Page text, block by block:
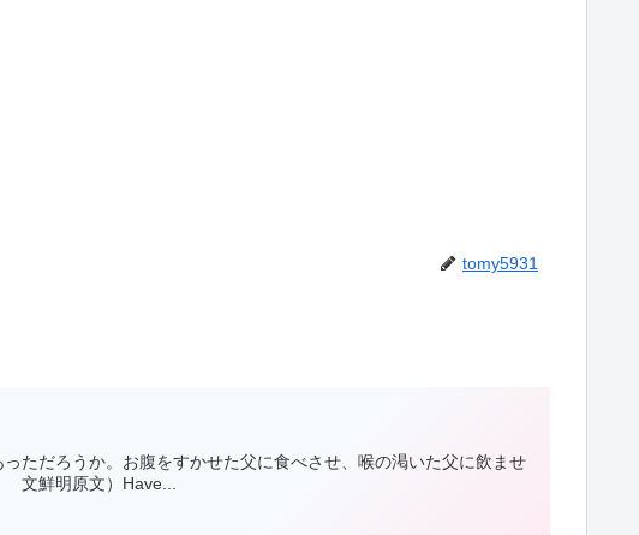
tomy5931
ただろうか。お腹をすかせた父に食べさせ、喉の渇いた父に飲ませ
文鮮明原文）Have...